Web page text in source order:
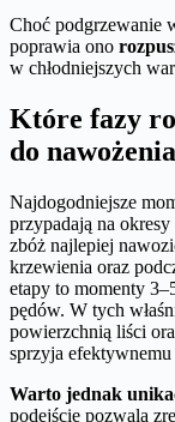
Choć podgrzewanie
poprawia ono
w chłodniejszych
Które fazy
do
Najdogodniejsze
przypadają na
zbóż najlepiej
krzewienia oraz
etapy to momenty
pędów. W tych
powierzchnią liści
sprzyja
Warto jednak
podejście pozwala